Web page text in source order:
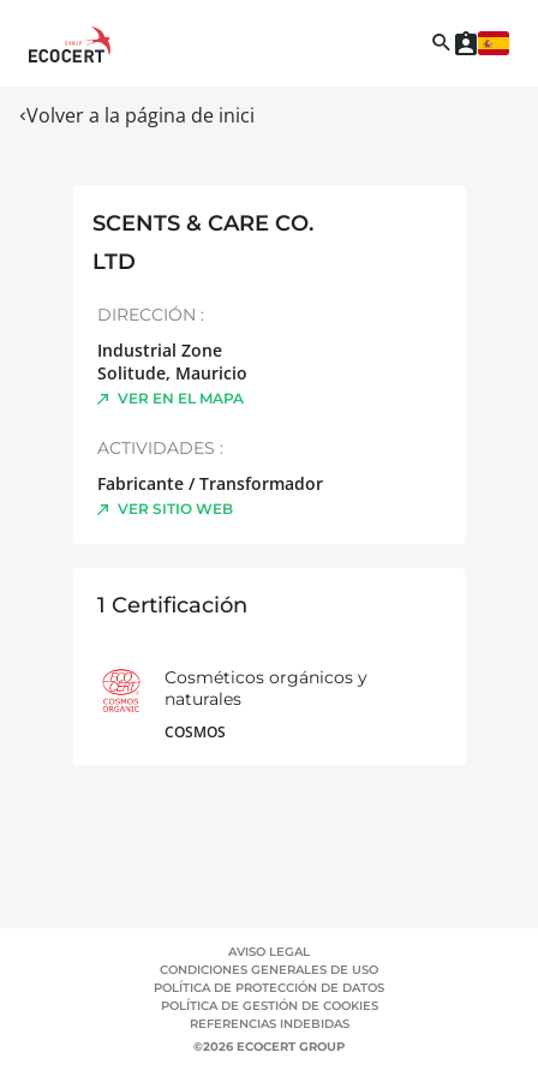
Volver a la página de inici
SCENTS & CARE CO.
LTD
DIRECCIÓN :
Industrial Zone
Solitude, Mauricio
VER EN EL MAPA
ACTIVIDADES :
Fabricante / Transformador
VER SITIO WEB
1 Certificación
Cosméticos orgánicos y
naturales
COSMOS
AVISO LEGAL
CONDICIONES GENERALES DE USO
POLÍTICA DE PROTECCIÓN DE DATOS
POLÍTICA DE GESTIÓN DE COOKIES
REFERENCIAS INDEBIDAS
©2026 ECOCERT GROUP